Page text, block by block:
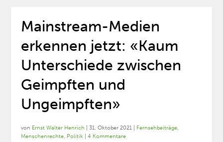
Mainstream-Medien
erkennen jetzt: «Kaum
Unterschiede zwischen
Geimpften und
Ungeimpften»
von Ernst Walter Henrich |31. Oktober 2021 Fernsehbeiträge,
Menschenrechte, Politik |4 Kommentare